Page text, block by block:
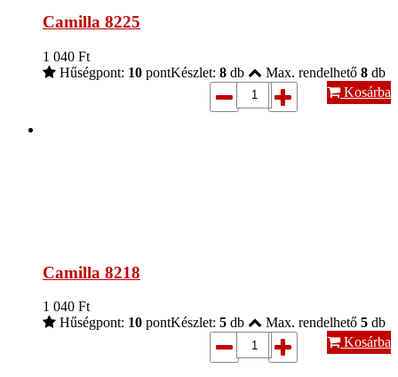
Camilla 8225
1 040 Ft
Hűségpont: 10 pontKészlet: 8 db Max. rendelhető 8 db
Kosárba
Camilla 8218
1 040 Ft
Hűségpont: 10 pontKészlet: 5 db Max. rendelhető 5 db
Kosárba